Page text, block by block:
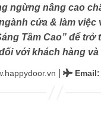
ngừng nâng cao
cửa & làm việc
Tầm Cao” để trở
với khách hàng và
Email: